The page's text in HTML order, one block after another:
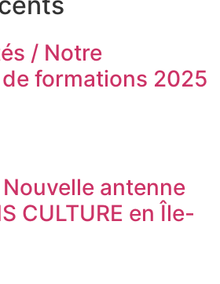
/ Notre
formations 2025
antenne
CULTURE en Île-